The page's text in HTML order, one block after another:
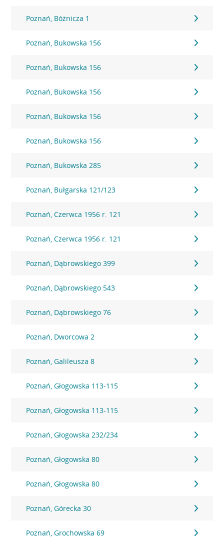
Poznań, Bóżnicza 1
Poznań, Bukowska 156
Poznań, Bukowska 156
Poznań, Bukowska 156
Poznań, Bukowska 156
Poznań, Bukowska 156
Poznań, Bukowska 285
Poznań, Bułgarska 121/123
Poznań, Czerwca 1956 r. 121
Poznań, Czerwca 1956 r. 121
Poznań, Dąbrowskiego 399
Poznań, Dąbrowskiego 543
Poznań, Dąbrowskiego 76
Poznań, Dworcowa 2
Poznań, Galileusza 8
Poznań, Głogowska 113-115
Poznań, Głogowska 113-115
Poznań, Głogowska 232/234
Poznań, Głogowska 80
Poznań, Głogowska 80
Poznań, Górecka 30
Poznań, Grochowska 69